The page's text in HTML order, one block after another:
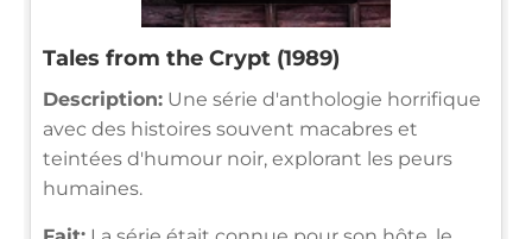
Tales from the Crypt (1989)
Description: Une série d'anthologie horrifique
avec des histoires souvent macabres et
teintées d'humour noir, explorant les peurs
humaines.